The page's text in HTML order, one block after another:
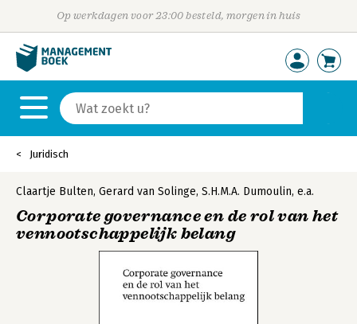
Op werkdagen voor 23:00 besteld, morgen in huis
Juridisch
Claartje Bulten, Gerard van Solinge, S.H.M.A. Dumoulin, e.a.
Corporate governance en de rol van het
vennootschappelijk belang